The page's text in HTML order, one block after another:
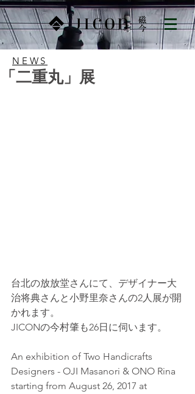
NEWS
「二重丸」展
台北の放放堂さんにて、デザイナー大
治将典さんと小野里奈さんの2人展が開
かれます。
JICONの今村肇も26日に伺います。
An exhibition of Two Handicrafts
Designers - OJI Masanori & ONO Rina
starting from August 26, 2017 at